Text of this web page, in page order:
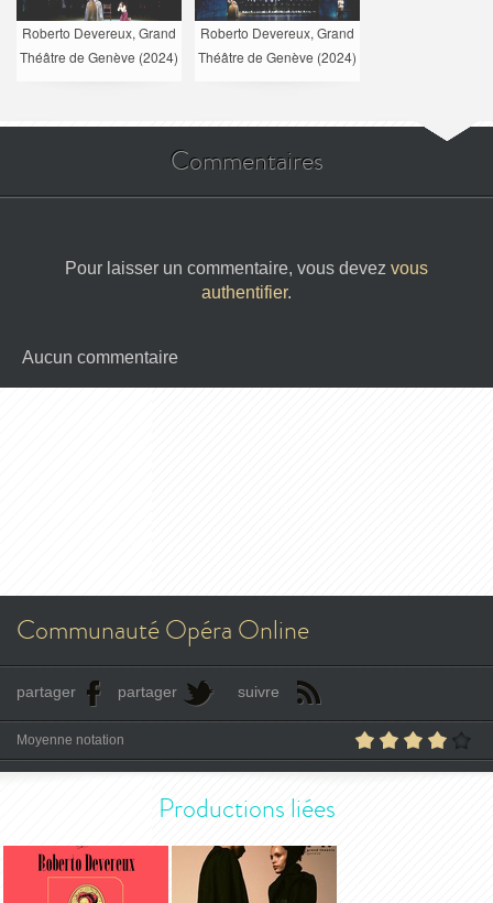
Roberto Devereux, Grand
Théâtre de Genève (2024)
Roberto Devereux, Grand
Théâtre de Genève (2024)
Commentaires
Pour laisser un commentaire, vous devez vous
authentifier.
Aucun commentaire
Communauté Opéra Online
partager partager suivre
Moyenne notation
Productions liées